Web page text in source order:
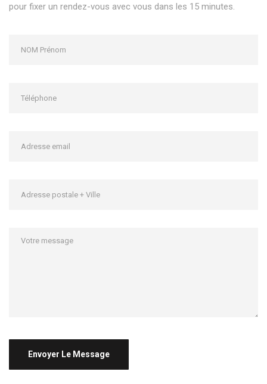
pour fixer un rendez-vous avec vous dans les 15 minutes.